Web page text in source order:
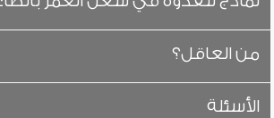
من العاقل؟
الأسئلة